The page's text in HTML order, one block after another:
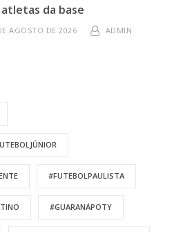
da base
AGOSTO DE 2026 ADMIN
#FUTEBOLPAULISTA
#GUARANÁPOTY